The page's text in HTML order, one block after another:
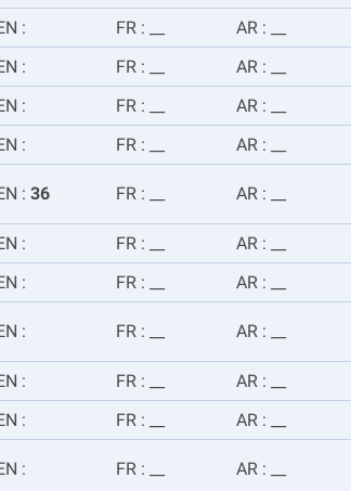
: FR : AR :
: FR : AR :
: FR : AR :
: FR : AR :
: 36 FR : AR :
: FR : AR :
: FR : AR :
: FR : AR :
: FR : AR :
: FR : AR :
: FR : AR :